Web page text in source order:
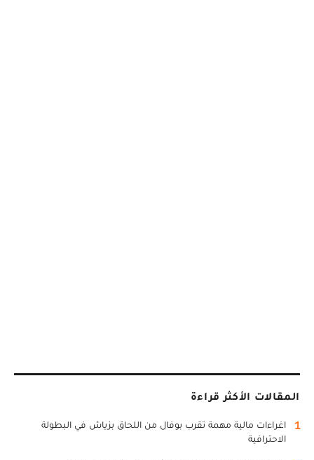
المقالات الأكثر قراءة
1
اغراءات مالية مهمة تقرب بوفال من اللحاق بزياش في البطولة
الاحترافية